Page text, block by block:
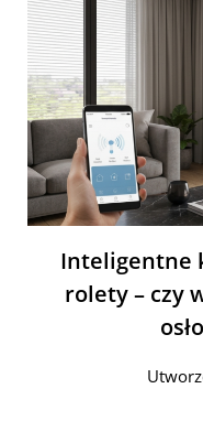
Inteligentne
rolety – czy